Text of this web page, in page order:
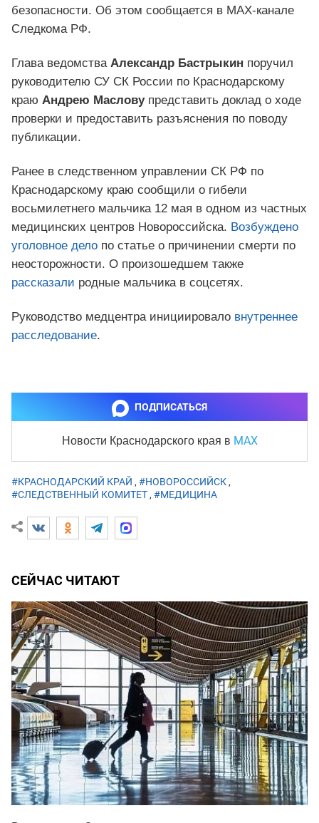
безопасности. Об этом сообщается в MAX-канале
Следкома РФ.
Глава ведомства Александр Бастрыкин поручил
руководителю СУ СК России по Краснодарскому
краю Андрею Масловупредставить доклад о ходе
проверки и предоставить разъяснения по поводу
публикации.
Ранее в следственном управлении СК РФ по
Краснодарскому краю сообщили о гибели
восьмилетнего мальчика 12 мая в одном из частных
медицинских центров Новороссийска. Возбуждено
уголовное дело по статье о причинении смерти по
неосторожности. О произошедшем также
рассказали родные мальчика в соцсетях.
Руководство медцентра инициировало внутреннее
расследование.
ПОДПИСАТЬСЯ
Новости Краснодарского края в MAX
#КРАСНОДАРСКИЙ КРАЙ , #НОВОРОССИЙСК,
#СЛЕДСТВЕННЫЙ КОМИТЕТ, #МЕДИЦИНА
СЕЙЧАС ЧИТАЮТ